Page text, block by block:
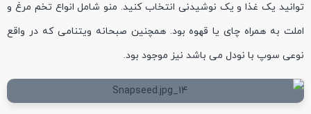
توانید یک غذا و یک نوشیدنی انتخاب کنید. منو شامل انواع تخم مرغ و
املت به همراه چای یا قهوه بود. همچنین صبحانه ویتنامی که در واقع
نوعی سوپ با نودل می باشد نیز موجود بود.